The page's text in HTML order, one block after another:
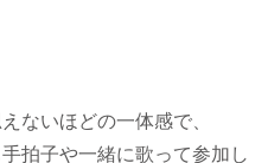
ないほどの一体感で、
拍子や一緒に歌って参加し